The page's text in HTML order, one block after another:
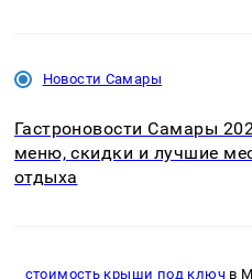
Новости Самары
Гастроновости Самары
меню, скидки и лучшие
отдыха
стоимость крыши под ключ в